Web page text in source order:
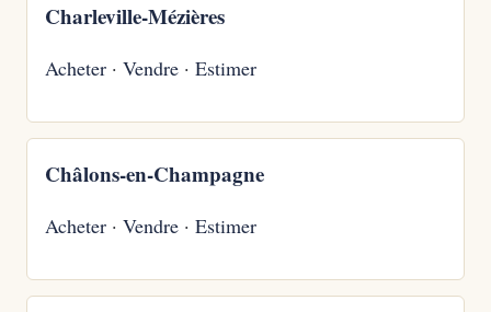
Charleville-Mézières
Acheter · Vendre · Estimer
Châlons-en-Champagne
Acheter · Vendre · Estimer